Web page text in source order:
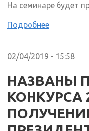
На семинаре будет
Подробнее
02/04/2019 - 15:58
НАЗВАНЫ
КОНКУРСА